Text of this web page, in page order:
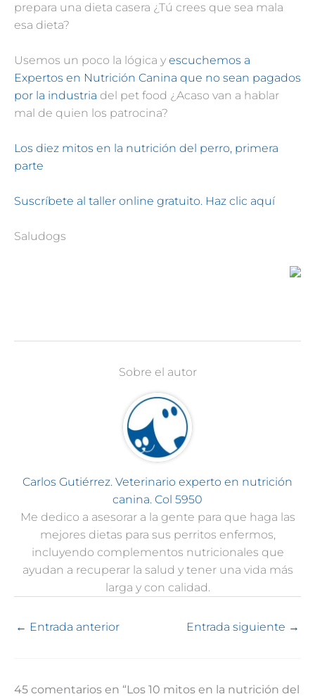
prepara una dieta casera ¿Tú crees que sea mala
esa dieta?
Usemos un poco la lógica y escuchemos a
Expertos en Nutrición Canina que no sean pagados
por la industria del pet food ¿Acaso van a hablar
mal de quien los patrocina?
Los diez mitos en la nutrición del perro, primera
parte
Suscríbete al taller online gratuito. Haz clic aquí
Saludogs
Sobre el autor
Carlos Gutiérrez. Veterinario experto en nutrición
canina. Col 5950
Me dedico a asesorar a la gente para que haga las
mejores dietas para sus perritos enfermos,
incluyendo complementos nutricionales que
ayudan a recuperar la salud y tener una vida más
larga y con calidad.
← Entrada anterior Entrada siguiente →
45 comentarios en “Los 10 mitos en la nutrición del